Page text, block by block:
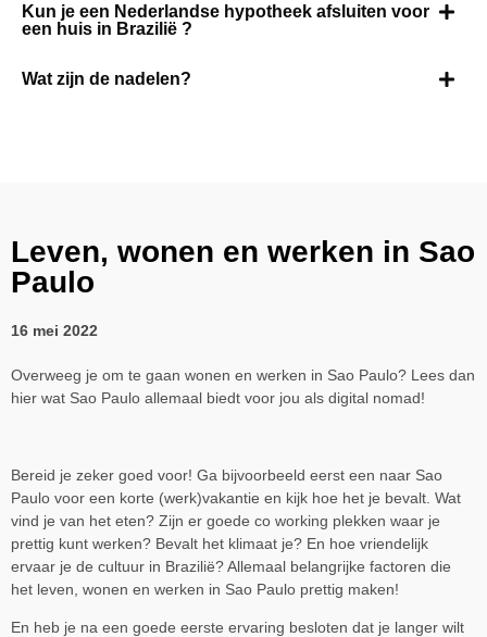
Kun je een Nederlandse hypotheek afsluiten voor
een huis in Brazilië ?
Wat zijn de nadelen?
Leven, wonen en werken in Sao
Paulo
16 mei 2022
Overweeg je om te gaan wonen en werken in Sao Paulo? Lees dan
hier wat Sao Paulo allemaal biedt voor jou als digital nomad!
Bereid je zeker goed voor! Ga bijvoorbeeld eerst een naar Sao
Paulo voor een korte (werk)vakantie en kijk hoe het je bevalt. Wat
vind je van het eten? Zijn er goede co working plekken waar je
prettig kunt werken? Bevalt het klimaat je? En hoe vriendelijk
ervaar je de cultuur in Brazilië? Allemaal belangrijke factoren die
het leven, wonen en werken in Sao Paulo prettig maken!
En heb je na een goede eerste ervaring besloten dat je langer wilt